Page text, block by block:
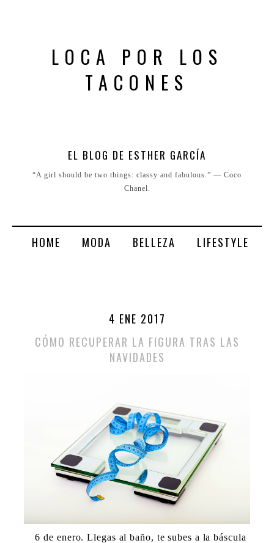
LOCA POR LOS
TACONES
EL BLOG DE ESTHER GARCÍA
“A girl should be two things: classy and fabulous.” ― Coco
Chanel.
HOME MODA BELLEZA LIFESTYLE
4 ENE 2017
CÓMO RECUPERAR LA FIGURA TRAS LAS
NAVIDADES
6 de enero. Llegas al baño, te subes a la báscula